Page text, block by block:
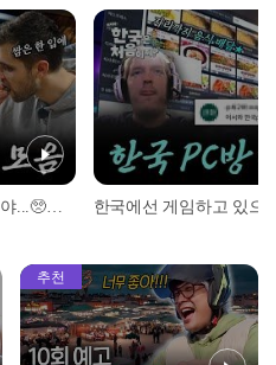
(2시간) ＂내 인생 최고의 한 점이야...🥺＂ 인생 첫 K-바비큐 맛본 외국인 반응 모음! | #어서와한국은처음이지 | #MBCevery1 | EP.3 외
추천